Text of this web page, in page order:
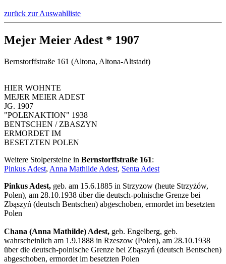
zurück zur Auswahlliste
Mejer Meier Adest * 1907
Bernstorffstraße 161 (Altona, Altona-Altstadt)
HIER WOHNTE
MEJER MEIER ADEST
JG. 1907
"POLENAKTION" 1938
BENTSCHEN / ZBASZYN
ERMORDET IM
BESETZTEN POLEN
Weitere Stolpersteine in Bernstorffstraße 161:
Pinkus Adest, Anna Mathilde Adest, Senta Adest
Pinkus Adest, geb. am 15.6.1885 in Strzyzow (heute Strzyżów,
Polen), am 28.10.1938 über die deutsch-polnische Grenze bei
Zbąszyń (deutsch Bentschen) abgeschoben, ermordet im besetzten
Polen
Chana (Anna Mathilde) Adest, geb. Engelberg, geb.
wahrscheinlich am 1.9.1888 in Rzeszow (Polen), am 28.10.1938
über die deutsch-polnische Grenze bei Zbąszyń (deutsch Bentschen)
abgeschoben, ermordet im besetzten Polen